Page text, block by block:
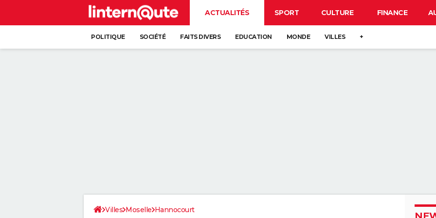
ACTUALITÉS SPORT CULTURE FINANCE
POLITIQUE SOCIÉTÉ FAITS DIVERS EDUCATION MONDE VILLES +
Villes Moselle Hannocourt